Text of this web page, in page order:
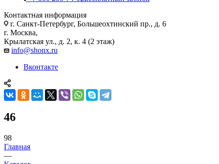
Контактная информация
г. Санкт-Петербург, Большеохтинский пр., д. 6
г. Москва,
Крылатская ул., д. 2, к. 4 (2 этаж)
info@shonx.ru
Вконтакте
46
98
Главная
—